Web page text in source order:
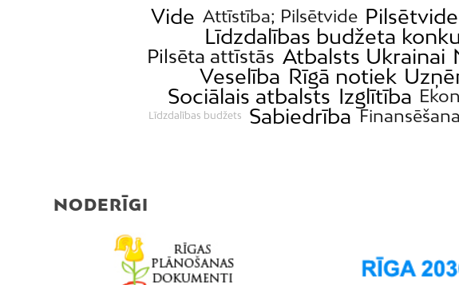
Vide Attīstība; Pilsētvide Pilsētvide
Līdzdalības budžeta
Pilsēta attīstās Atbalsts Ukrainai
Veselība Rīgā notiek
Sociālais atbalsts Izglītība
Līdzdalības budžets Sabiedrība
NODERĪGI